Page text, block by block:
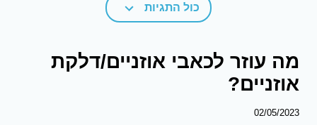
כול התגיות
מה עוזר לכאבי אוזניים/דלקת
אוזניים?
02/05/2023